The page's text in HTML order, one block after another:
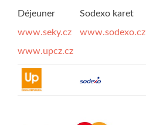
Déjeuner
www.seky.cz
www.upcz.cz
Sodexo karet
www.sodexo.cz